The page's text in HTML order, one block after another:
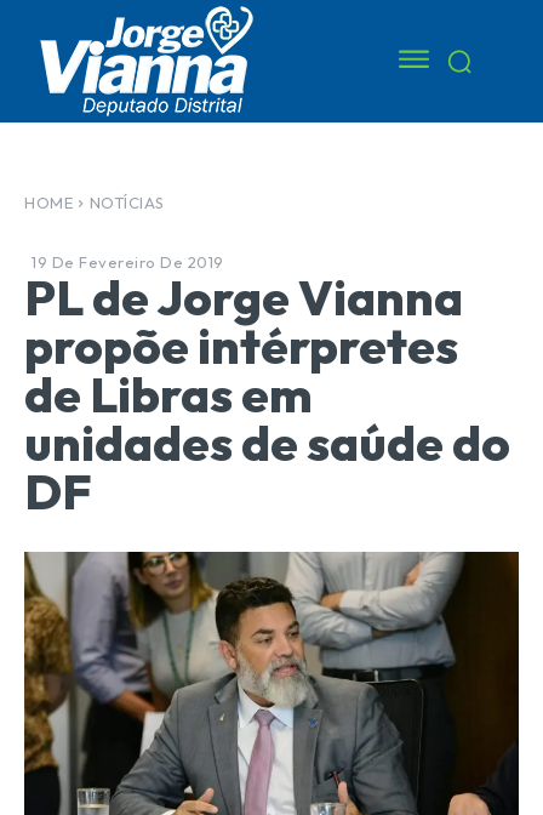
HOME NOTÍCIAS
19 De Fevereiro De 2019
PL de Jorge Vianna
propõe intérpretes
de Libras em
unidades de saúde do
DF